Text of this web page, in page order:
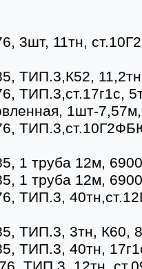
3шт, 11тн,
ТИП.3,К52,
ТИП.3,ст.17г1с,
1шт-
1 труба 12м,
1 труба 12м,
ТИП.3,
ТИП.3, 3тн, К60,
ТИП.3, 40тн,